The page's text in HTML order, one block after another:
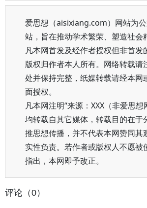
爱思想（aisixiang.com）网站为
站，旨在推动学术繁荣、塑造社会
凡本网首发及经作者授权但非首发
版权归作者本人所有。网络转载请
处并保持完整，纸媒转载请经本网
面授权。
凡本网注明“来源：XXX（非爱思想
均转载自其它媒体，转载目的在于
推思想传播，并不代表本网赞同其
实性负责。若作者或版权人不愿被
指出，本网即予改正。
评论（0）